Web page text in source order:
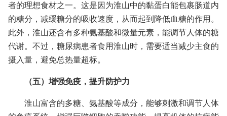
者的理想食材之一。这是因为淮山中的黏蛋白能包裹肠道内
的糖分，减缓糖分的吸收速度，从而起到降低血糖的作用。
此外，淮山还含有多种氨基酸和微量元素，能调节人体的糖
代谢。不过，糖尿病患者食用淮山时，需要适当减少主食的
摄入量，避免总热量超标。
（五）增强免疫，提升防护力
淮山富含的多糖、氨基酸等成分，能够刺激和调节人体